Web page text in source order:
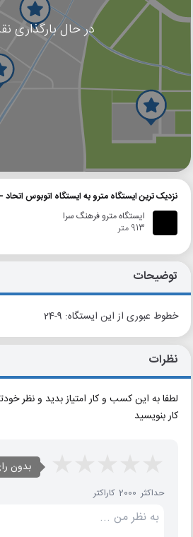
در حال بارگذاری
گوگل
نزدیک ترین ایستگاه مترو به ایستگاه اتوبوس اتحاد - کد 218 - شرق
ایستگاه مترو فرهنگ سرا
913 متر
توضیحات
خطوط عبوری از این ایستگاه: 9-24
نظرات
لطفا به این کسب و کار امتیاز بدید و نظر
کار بنویسید
بدون
حداکثر 2000 کاراکتر